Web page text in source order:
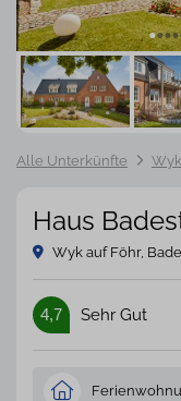
Alle Unterkünfte
Haus
Wyk auf Föhr,
4,7 Sehr Gut